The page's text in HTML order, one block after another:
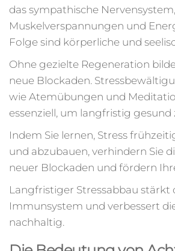
das sympathische
Muskelverspannungen und
Folge sind körperliche und
Ohne gezielte Regeneration
neue Blockaden.
wie Atemübungen und
essenziell, um langfristig gesund
Indem Sie lernen, Stress
und abzubauen, verhindern Sie
neuer Blockaden und fördern
Langfristiger Stressabbau stärkt
Immunsystem und verbessert
nachhaltig.